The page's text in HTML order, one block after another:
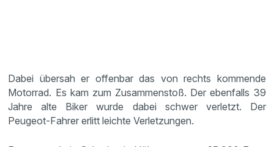
Dabei übersah er offenbar das von rechts kommende
Motorrad. Es kam zum Zusammenstoß. Der ebenfalls 39
Jahre alte Biker wurde dabei schwer verletzt. Der
Peugeot-Fahrer erlitt leichte Verletzungen.